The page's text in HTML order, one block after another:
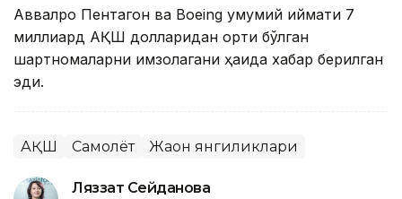
Аввалроқ Пентагон ва Boeing умумий қиймати 7
миллиард АҚШ долларидан ортиқ бўлган
шартномаларни имзолагани ҳақида хабар берилган
эди.
АҚШ Самолёт Жаҳон янгиликлари
Ляззат Сейданова